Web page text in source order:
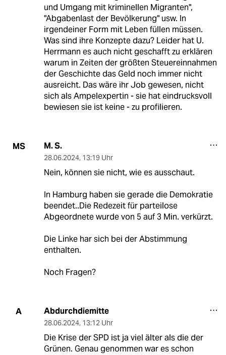
und Umgang mit kriminellen Migranten",
"Abgabenlast der Bevölkerung" usw. In
irgendeiner Form mit Leben füllen müssen.
Was sind ihre Konzepte dazu? Leider hat U.
Herrmann es auch nicht geschafft zu erklären
warum in Zeiten der größten Steuereinnahmen
der Geschichte das Geld noch immer nicht
ausreicht. Das wäre ihr Job gewesen, nicht
sich als Ampelexpertin - sie hat eindrucksvoll
bewiesen sie ist keine - zu profilieren.
MS M. S.
28.06.2024, 13:19 Uhr
Nein, können sie nicht, wie es ausschaut.
In Hamburg haben sie gerade die Demokratie
beendet..Die Redezeit für parteilose
Abgeordnete wurde von 5 auf 3 Min. verkürzt.
Die Linke har sich bei der Abstimmung
enthalten.
Noch Fragen?
A Abdurchdiemitte
28.06.2024, 13:12 Uhr
Die Krise der SPD ist ja viel älter als die der
Grünen. Genau genommen war es schon